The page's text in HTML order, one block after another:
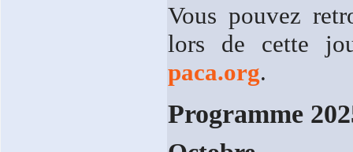
Vous pouvez
lors de cette
paca.org.
Programme